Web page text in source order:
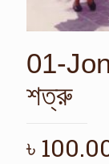
01-
শত্রু
৳